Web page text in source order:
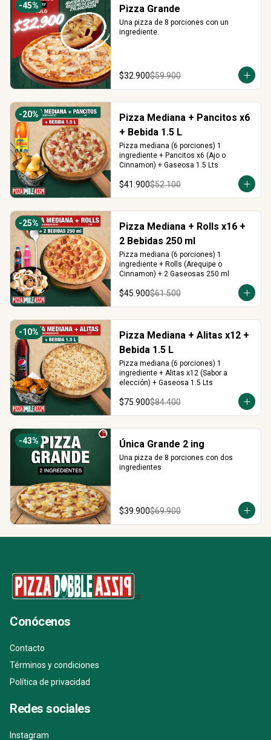
-45% Pizza Grande
Una pizza de 8 porciones con un
ingrediente.
$32.900$59.900
-20%
Pizza Mediana + Pancitos x6
+ Bebida 1.5 L
Pizza mediana (6 porciones) 1
ingrediente + Pancitos x6 (Ajo o
Cinnamon) + Gaseosa 1.5 Lts
$41.900$52.100
-25%
Pizza Mediana + Rolls x16 +
2 Bebidas 250 ml
Pizza mediana (6 porciones) 1
ingrediente + Rolls (Arequipe o
Cinnamon) + 2 Gaseosas 250 ml
$45.900$61.500
-10%
Pizza Mediana + Alitas x12 +
Bebida 1.5 L
Pizza mediana (6 porciones) 1
ingrediente + Alitas x12 (Sabor a
elección) + Gaseosa 1.5 Lts
$75.900$84.400
-43% Única Grande 2 ing
Una pizza de 8 porciones con dos
ingredientes
$39.900$69.900
Conócenos
Contacto
Términos y condiciones
Política de privacidad
Redes sociales
Instagram